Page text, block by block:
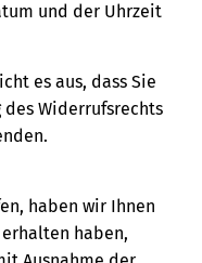
und der Uhrzeit
es aus, dass Sie
Widerrufsrechts
haben wir Ihnen
haben,